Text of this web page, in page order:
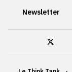
Newsletter